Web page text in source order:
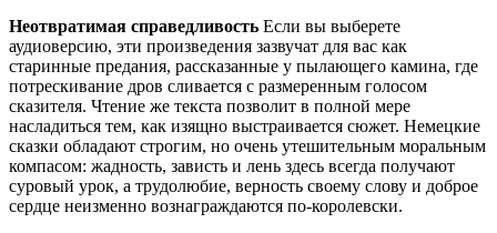
Неотвратимая справедливость Если вы выберете
аудиоверсию, эти произведения зазвучат для вас как
старинные предания, рассказанные у пылающего камина, где
потрескивание дров сливается с размеренным голосом
сказителя. Чтение же текста позволит в полной мере
насладиться тем, как изящно выстраивается сюжет. Немецкие
сказки обладают строгим, но очень утешительным моральным
компасом: жадность, зависть и лень здесь всегда получают
суровый урок, а трудолюбие, верность своему слову и доброе
сердце неизменно вознаграждаются по-королевски.